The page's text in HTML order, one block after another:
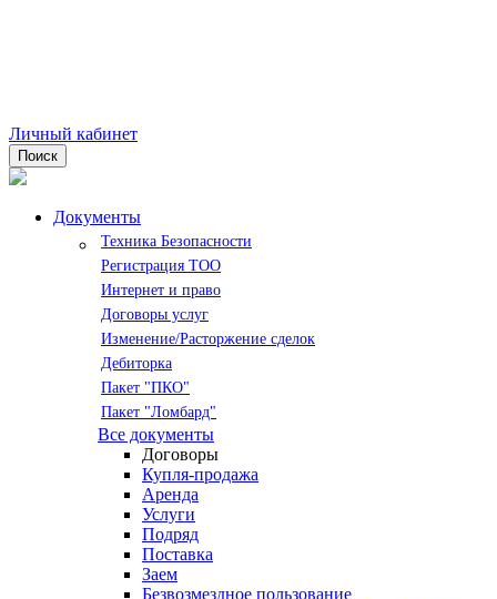
Личный кабинет
Поиск
Документы
Техника Безопасности
Регистрация ТОО
Интернет и право
Договоры услуг
Изменение/Расторжение сделок
Дебиторка
Пакет "ПКО"
Пакет "Ломбард"
Все документы
Договоры
Купля-продажа
Аренда
Услуги
Подряд
Поставка
Заем
Безвозмездное пользование